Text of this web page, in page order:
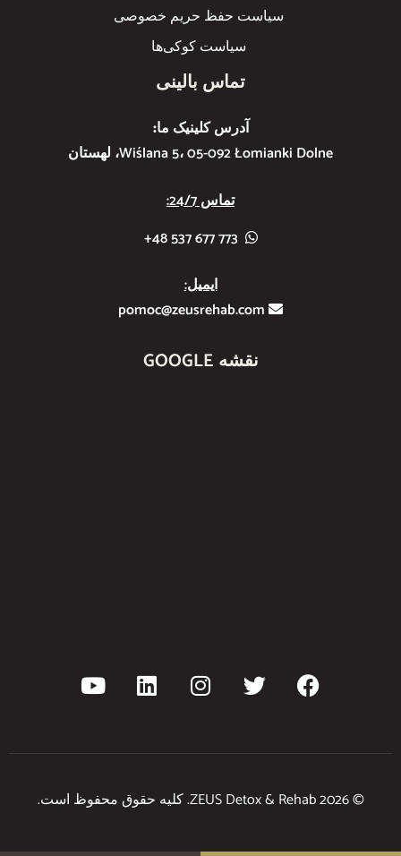
سیاست حفظ حریم خصوصی
سیاست کوکی‌ها
تماس بالینی
آدرس کلینیک ما:
Wiślana 5، 05-092 Łomianki Dolne، لهستان
تماس 24/7:
773 677 537 48+
ایمیل:
نقشه GOOGLE
© 2026 ZEUS Detox & Rehab. کلیه حقوق محفوظ است.